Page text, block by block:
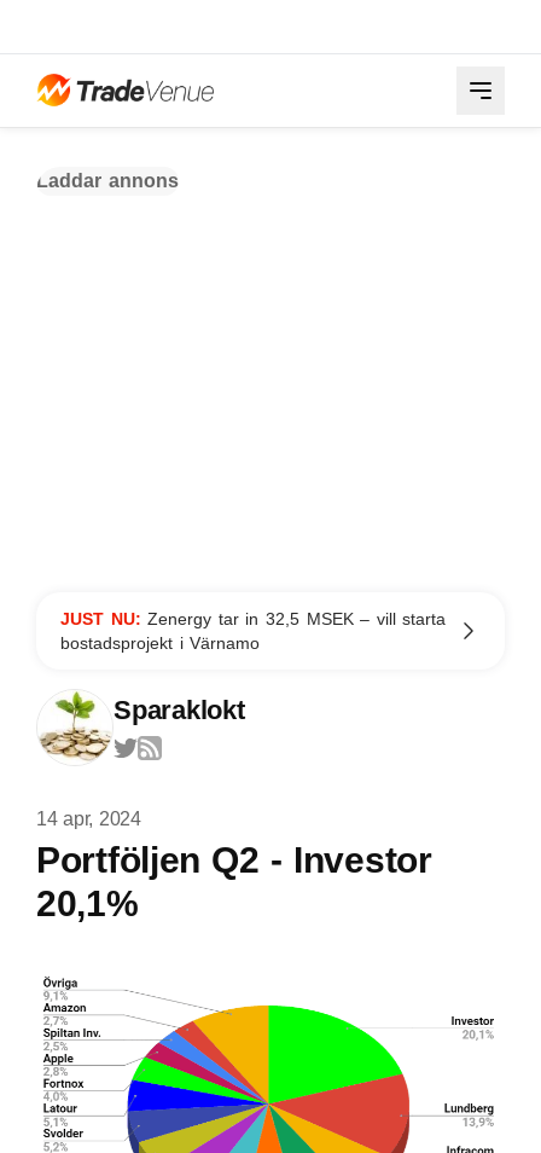
Laddar annons
JUST NU:Zenergy tar in 32,5 MSEK – vill starta
bostadsprojekt i Värnamo
Sparaklokt
14 apr, 2024
Portföljen Q2 - Investor
20,1%